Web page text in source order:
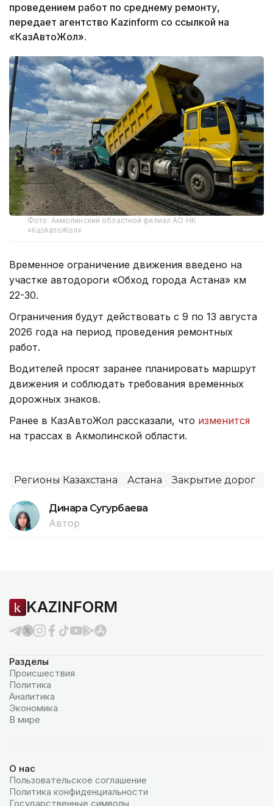
проведением работ по среднему ремонту,
передает агентство Kazinform со ссылкой на
«КазАвтоЖол».
Фото: Акмолинский областной филиал АО НК
«КазАвтоЖол»
Временное ограничение движения введено на
участке автодороги «Обход города Астана» км
22-30.
Ограничения будут действовать с 9 по 13 августа
2026 года на период проведения ремонтных
работ.
Водителей просят заранее планировать маршрут
движения и соблюдать требования временных
дорожных знаков.
Ранее в КазАвтоЖол рассказали, что изменится
на трассах в Акмолинской области.
Регионы Казахстана Астана Закрытие дорог
Динара Сугурбаева
Автор
KAZINFORM
Разделы
Происшествия
Политика
Аналитика
Экономика
В мире
О нас
Пользовательское соглашение
Политика конфиденциальности
Государственные символы